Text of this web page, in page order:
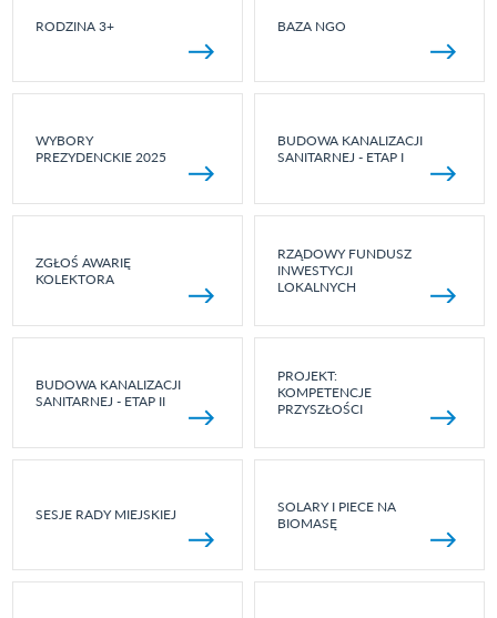
RODZINA 3+ BAZA NGO
WYBORY
PREZYDENCKIE 2025
BUDOWA KANALIZACJI
SANITARNEJ - ETAP I
ZGŁOŚ AWARIĘ
KOLEKTORA
RZĄDOWY FUNDUSZ
INWESTYCJI
LOKALNYCH
BUDOWA KANALIZACJI
SANITARNEJ - ETAP II
PROJEKT:
KOMPETENCJE
PRZYSZŁOŚCI
SESJE RADY MIEJSKIEJ
SOLARY I PIECE NA
BIOMASĘ